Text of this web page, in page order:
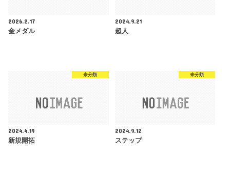
2026.2.17
金メダル
2024.9.21
超人
未分類
2024.4.19
新規開拓
未分類
2024.9.12
ステップ